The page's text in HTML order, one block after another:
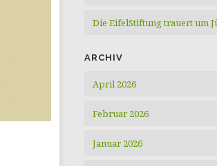
Die EifelStiftung trauert um
ARCHIV
April 2026
Februar 2026
Januar 2026